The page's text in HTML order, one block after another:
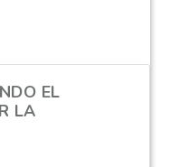
EL
LA